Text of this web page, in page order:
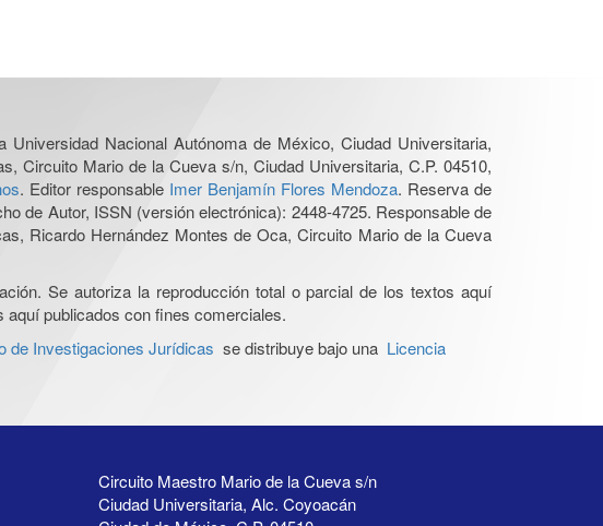
Nacional Autónoma de México, Ciudad Universitaria,
Circuito Mario de la Cueva s/n, Ciudad Universitaria, C.P. 04510,
. Editor responsable Imer Benjamín Flores Mendoza. Reserva de
de Autor, ISSN (versión electrónica): 2448-4725. Responsable de
Ricardo Hernández Montes de Oca, Circuito Mario de la Cueva
Se autoriza la reproducción total o parcial de los textos aquí
publicados con fines comerciales.
de Investigaciones Jurídicas se distribuye bajo una Licencia
Circuito Maestro Mario de la Cueva s/n
Ciudad Universitaria, Alc. Coyoacán